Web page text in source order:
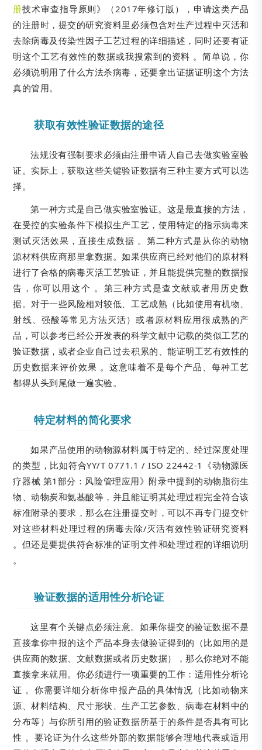
册技术审查指导原则》（2017年修订版），申请这类产品
的注册时，提交的研究资料里必须包含对生产过程中灭活和
去除病毒及传染性因子工艺过程的详细描述，同时还要有证
明这个工艺有效性的数据或我搜索到的资料 。简单说，你
必须说明用了什么方法杀病毒，还要拿出证据证明这个方法
真的管用。
获取有效性验证数据的途径
法规没有强制要求必须由注册申请人自己去做实验室验
证。实际上，获取这些关键验证数据有三种主要方式可以选
择。
第一种方式是自己做实验室验证。这是最直接的方法，
在受控的实验条件下模拟生产工艺，使用特定的指示病毒来
测试灭活效果，直接生成数据 。第二种方式是从你的动物
源材料供应商那里拿数据。如果供应商已经对他们的原材料
进行了合格的病毒灭活工艺验证，并且能提供完整的数据报
告，你可以用这个 。第三种方式是查文献或者用历史数
据。对于一些风险相对较低、工艺成熟（比如使用有机物、
射线、强酸等常见方法灭活）或者原材料应用很成熟的产
品，可以参考已经公开发表的科学文献中记载的类似工艺的
验证数据，或者企业自己过去积累的、能证明工艺有效性的
历史数据来评价效果 。这意味着不是每个产品、每种工艺
都得从头到尾做一遍实验。
特定材料的简化要求
如果产品使用的动物源材料属于特定的、经过深度处理
的类型，比如符合YY/T 0771.1 / ISO 22442-1《动物源医
疗器械 第1部分：风险管理应用》附录中提到的动物脂衍生
物、动物炭和氨基酸等，并且能证明其处理过程完全符合该
标准附录的要求，那么在注册提交时，可以不再专门提交针
对这些材料处理过程的病毒去除/灭活有效性验证研究资料
。但还是要提供符合标准的证明文件和处理过程的详细说明
。
验证数据的适用性分析论证
这里有个关键点必须注意。如果你提交的验证数据不是
直接拿你申报的这个产品本身去做验证得到的（比如用的是
供应商的数据、文献数据或者历史数据），那么你绝对不能
直接拿来就用。你必须进行一项重要的工作：适用性分析论
证 。你需要详细分析你申报产品的具体情况（比如动物来
源、材料结构、尺寸形状、生产工艺参数、病毒在材料中的
分布等）与你所引用的验证数据所基于的条件是否具有可比
性 。要论证为什么这些外部的数据能够合理地代表或适用